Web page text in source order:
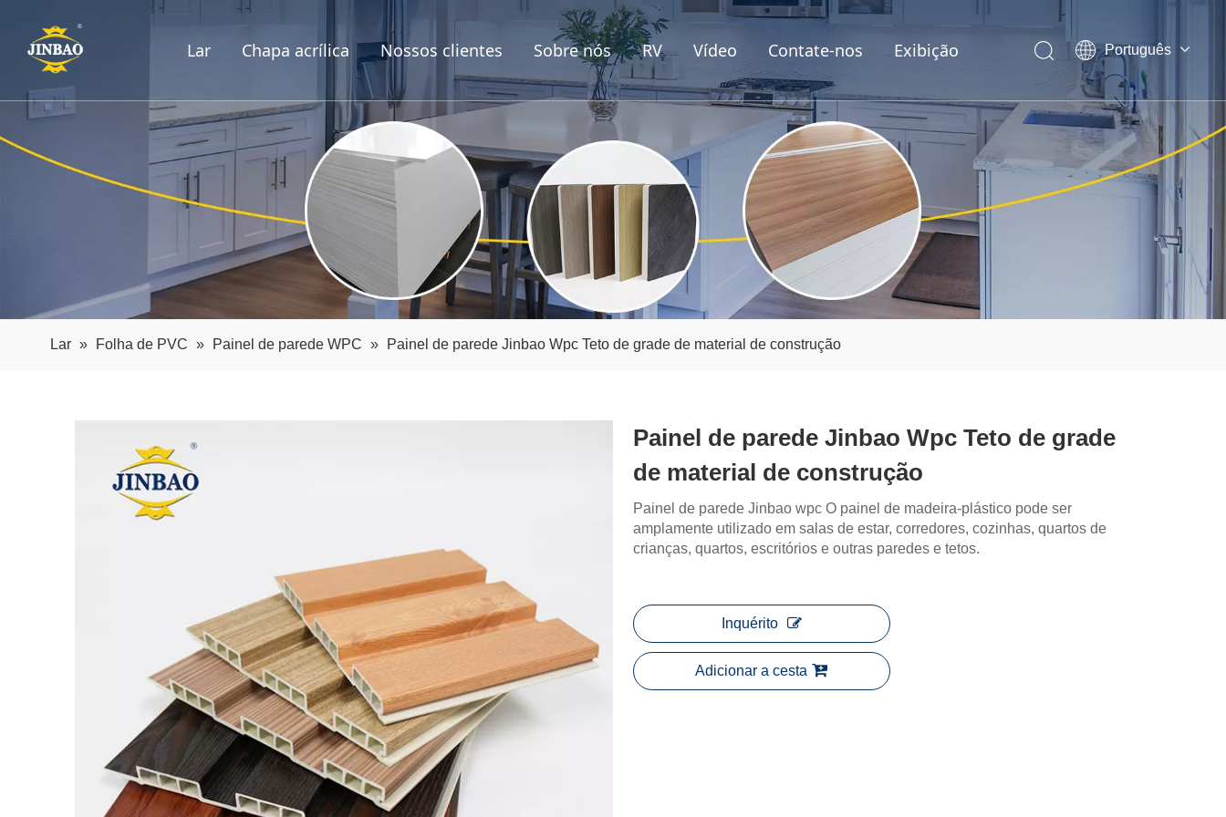
Lar Chapa acrílica Nossos clientes Sobre nós RV Vídeo Contate-nos Exibição Português
English
العربية
Pусский
Español
Lar » Folha de PVC » Painel de parede WPC » Painel de parede Jinbao Wpc Teto de grade de material de construção
Painel de parede Jinbao Wpc Teto de grade
de material de construção
Painel de parede Jinbao wpc O painel de madeira-plástico pode ser
amplamente utilizado em salas de estar, corredores, cozinhas, quartos de
crianças, quartos, escritórios e outras paredes e tetos.
Inquérito
Adicionar a cesta